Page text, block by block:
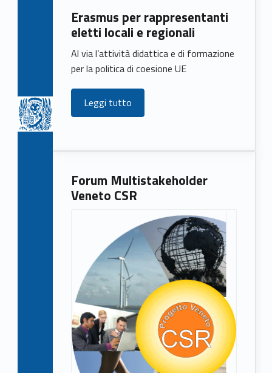
Erasmus per rappresentanti
eletti locali e regionali
Al via l’attività didattica e di formazione
per la politica di coesione UE
Leggi tutto
Forum Multistakeholder
Veneto CSR